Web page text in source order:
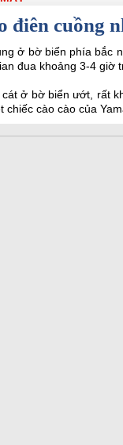
điên cuồng
ở bờ biển phía bắc
đua khoảng 3-4 giờ
ở bờ biển ướt, rất
chiếc cào cào của